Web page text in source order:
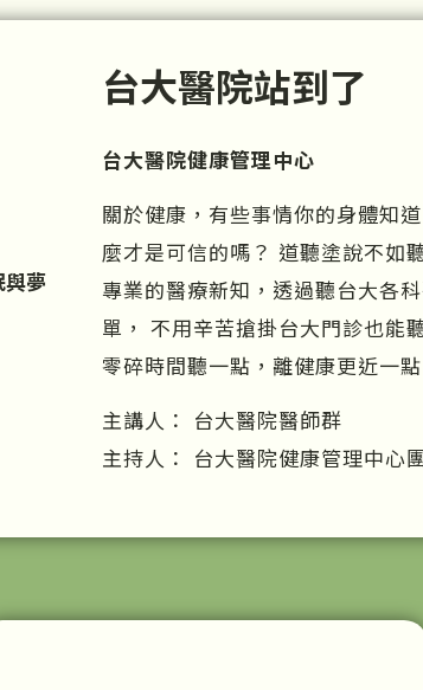
與夢
台大醫院站到了
台大醫院健康管理中心
關於健康，有些事情你的身體知
麼才是可信的嗎？ 道聽塗說不如
專業的醫療新知，透過聽台大各
單， 不用辛苦搶掛台大門診也能
零碎時間聽一點，離健康更近一點
主講人： 台大醫院醫師群
主持人： 台大醫院健康管理中心